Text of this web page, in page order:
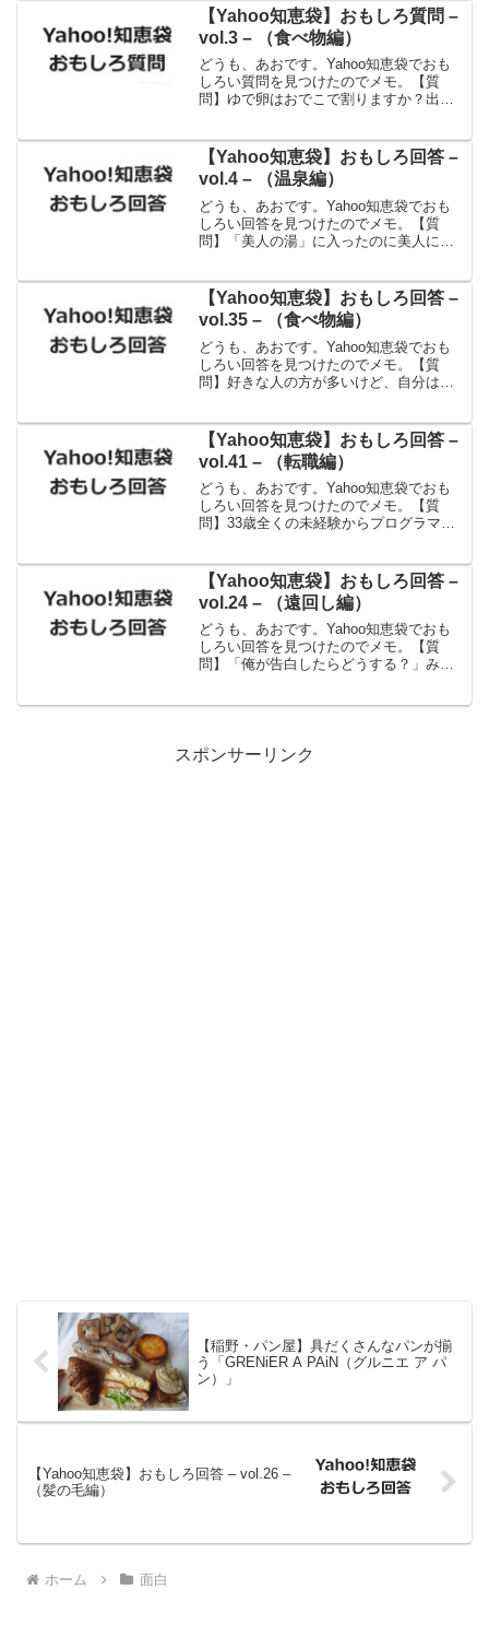
よ」等々言われたら、なんて返します
か？【回答】家の主人は、言...
【Yahoo知恵袋】おもしろ質問 –
vol.3 – （食べ物編）
どうも、あおです。Yahoo知恵袋でおも
しろい質問を見つけたのでメモ。【質
問】ゆで卵はおでこで割りますか？出
【Yahoo知恵袋】おもしろ回答 –
vol.4 – （温泉編）
どうも、あおです。Yahoo知恵袋でおも
しろい回答を見つけたのでメモ。【質
問】「美人の湯」に入ったのに美人にな
ね…」出典：Yahoo!知恵袋(笑)。美人は一
日にしてならず...
【Yahoo知恵袋】おもしろ回答 –
vol.35 – （食べ物編）
どうも、あおです。Yahoo知恵袋でおも
しろい回答を見つけたのでメモ。【質
問】好きな人の方が多いけど、自分は苦
して、スタミナダウン(笑)出典：Yahoo!知
恵袋切ない...
【Yahoo知恵袋】おもしろ回答 –
vol.41 – （転職編）
どうも、あおです。Yahoo知恵袋でおも
しろい回答を見つけたのでメモ。【質
問】33歳全くの未経験からプログラマー
してきませんでした。youtubeやブログを
通して稼げ...
【Yahoo知恵袋】おもしろ回答 –
vol.24 – （遠回し編）
どうも、あおです。Yahoo知恵袋でおも
しろい回答を見つけたのでメモ。【質
問】「俺が告白したらどうする？」みた
スポンサーリンク
【稲野・パン屋】具だくさんなパンが揃
う「GRENiER A PAiN（グルニエ ア パ
ン）」
【Yahoo知恵袋】おもしろ回答 – vol.26 –
（髪の毛編）
ホーム 面白